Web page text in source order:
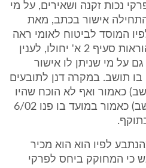
נכות זקנה ושאירים, על מי
התחילה אישור בכתב, מאת
המוסד לביטוח לאומי ראה
בו תושב ישראל. מכאן שהוראות סעיף 2 א' יחולו, לענין
על מי שניתן לו אישור
תושב. במקרה דנן לתובעים
כאמור ואף לא הוכח שהיו
זכאים לאישור (הכרה כתושב) כאמור במועד בו פנו 6/02
לפיו הוא הוא מכיר
כי המחוקק ביחס לפרקי